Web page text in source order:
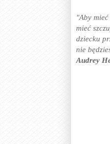
"Aby
mieć
dziecku
nie
Audrey